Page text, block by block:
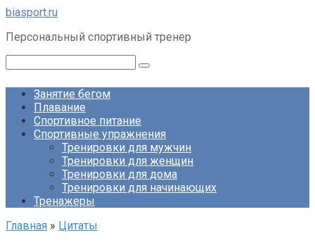
Перейти
контенту
biasport.ru
Персональный спортивный тренер
Занятие бегом
Плавание
Спортивное питание
Спортивные упражнения
Тренировки для мужчин
Тренировки для женщин
Тренировки для дома
Тренировки для начинающих
Тренажеры
Главная » Цитаты